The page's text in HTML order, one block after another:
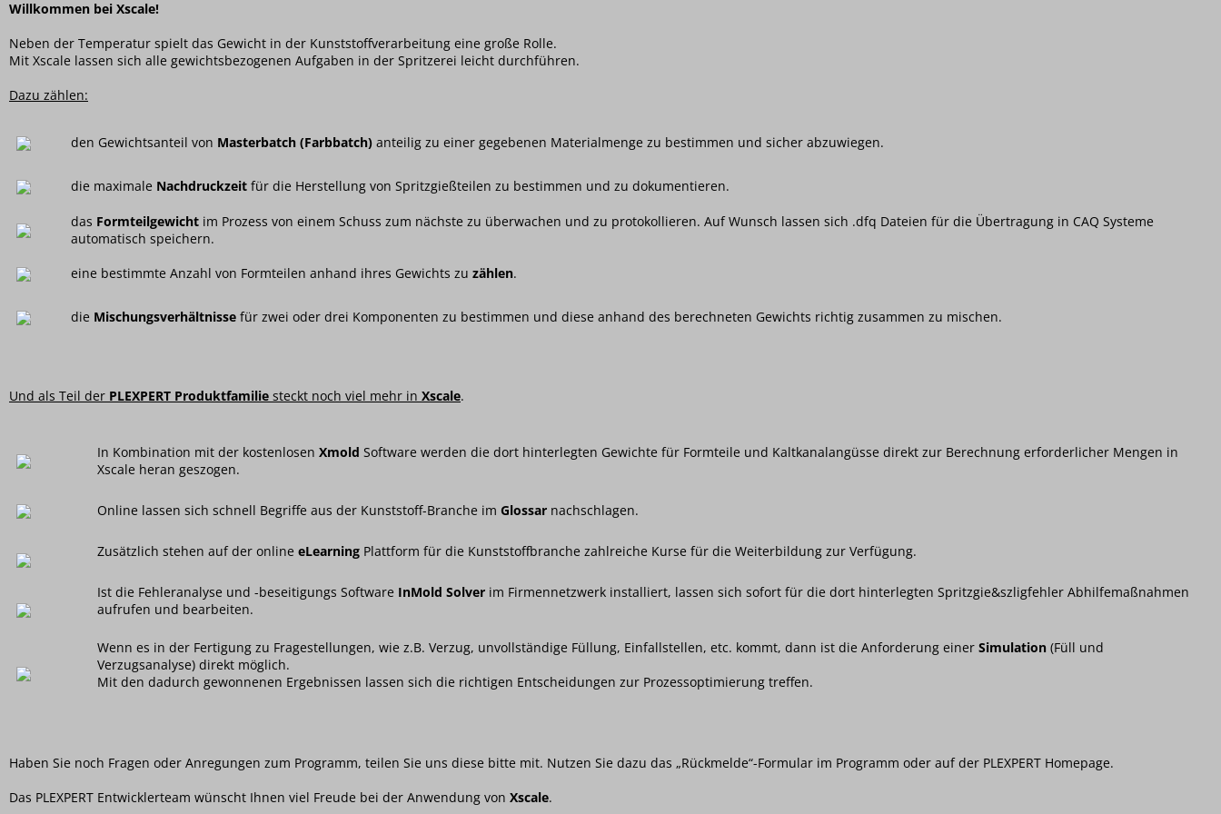
Willkommen bei Xscale!
Neben der Temperatur spielt das Gewicht in der Kunststoffverarbeitung eine große Rolle.
Mit Xscale lassen sich alle gewichtsbezogenen Aufgaben in der Spritzerei leicht durchführen.
Dazu zählen:
den Gewichtsanteil von Masterbatch (Farbbatch) anteilig zu einer gegebenen Materialmenge zu bestimmen und sicher abzuwiegen.
die maximale Nachdruckzeit für die Herstellung von Spritzgießteilen zu bestimmen und zu dokumentieren.
das Formteilgewicht im Prozess von einem Schuss zum nächste zu überwachen und zu protokollieren. Auf Wunsch lassen sich .dfq Dateien für die Übertragung in CAQ Systeme
automatisch speichern.
eine bestimmte Anzahl von Formteilen anhand ihres Gewichts zuzählen.
die Mischungsverhältnisse für zwei oder drei Komponenten zu bestimmen und diese anhand des berechneten Gewichts richtig zusammen zu mischen.
Und als Teil der PLEXPERT Produktfamilie steckt noch viel mehr in Xscale.
In Kombination mit der kostenlosenXmold Software werden die dort hinterlegten Gewichte für Formteile und Kaltkanalangüsse direkt zur Berechnung erforderlicher Mengen in
Xscale heran geszogen.
Online lassen sich schnell Begriffe aus der Kunststoff-Branche imGlossar nachschlagen.
Zusätzlich stehen auf der onlineeLearning Plattform für die Kunststoffbranche zahlreiche Kurse für die Weiterbildung zur Verfügung.
Ist die Fehleranalyse und -beseitigungs Software InMold Solver im Firmennetzwerk installiert, lassen sich sofort für die dort hinterlegten Spritzgie&szligfehler Abhilfemaßnahmen
aufrufen und bearbeiten.
Wenn es in der Fertigung zu Fragestellungen, wie z.B. Verzug, unvollständige Füllung, Einfallstellen, etc. kommt, dann ist die Anforderung einerSimulation (Füll und
Verzugsanalyse) direkt möglich.
Mit den dadurch gewonnenen Ergebnissen lassen sich die richtigen Entscheidungen zur Prozessoptimierung treffen.
Haben Sie noch Fragen oder Anregungen zum Programm, teilen Sie uns diese bitte mit. Nutzen Sie dazu das „Rückmelde“-Formular im Programm oder auf der PLEXPERT Homepage.
Das PLEXPERT Entwicklerteam wünscht Ihnen viel Freude bei der Anwendung von Xscale.